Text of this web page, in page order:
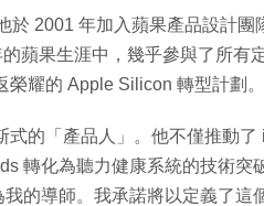
於 2001 年加入蘋果產品設計團
蘋果生涯中，幾乎參與了所有
耀的 Apple Silicon 轉型計劃。
的「產品人」。他不僅推動了
轉化為聽力健康系統的技術突
的導師。我承諾將以定義了這